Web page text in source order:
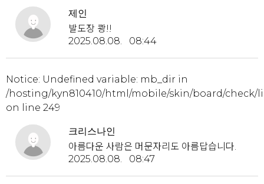
제인
발도장 쾅!!
2025.08.08. 08:44
Notice: Undefined variable: mb_dir in
/hosting/kyn810410/html/mobile/skin/board/check/
on line 249
크리스나인
아름다운 사람은 머문자리도 아름답습니다.
2025.08.08. 08:47